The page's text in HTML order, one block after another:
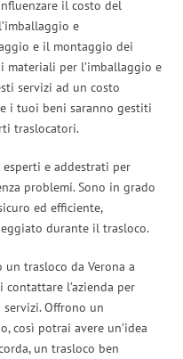
il costo del
e
e il montaggio dei
materiali per l’imballaggio e
servizi ad un costo
i tuoi beni saranno gestiti
traslocatori.
e addestrati per
problemi. Sono in grado
ed efficiente,
durante il trasloco.
un trasloco da Verona a
l’azienda per
Offrono un
così potrai avere un’idea
un trasloco ben